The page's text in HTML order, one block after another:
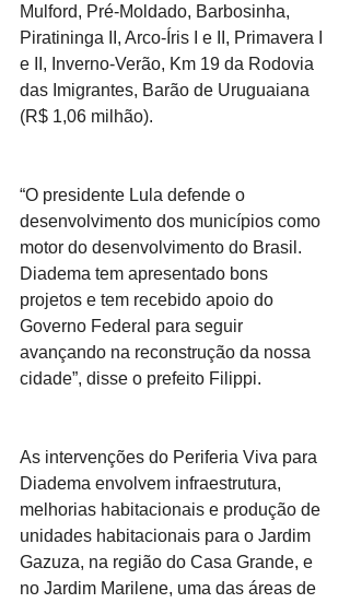
Mulford, Pré-Moldado, Barbosinha,
Piratininga II, Arco-Íris I e II, Primavera I
e II, Inverno-Verão, Km 19 da Rodovia
das Imigrantes, Barão de Uruguaiana
(R$ 1,06 milhão).
“O presidente Lula defende o
desenvolvimento dos municípios como
motor do desenvolvimento do Brasil.
Diadema tem apresentado bons
projetos e tem recebido apoio do
Governo Federal para seguir
avançando na reconstrução da nossa
cidade”, disse o prefeito Filippi.
As intervenções do Periferia Viva para
Diadema envolvem infraestrutura,
melhorias habitacionais e produção de
unidades habitacionais para o Jardim
Gazuza, na região do Casa Grande, e
no Jardim Marilene, uma das áreas de